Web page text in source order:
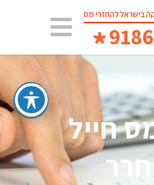
בישראל להחזרי מס
*9186
חייל